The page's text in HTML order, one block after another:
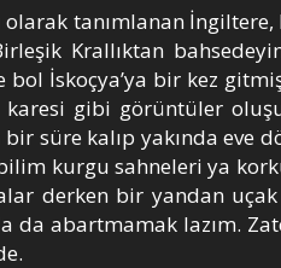
tanımlanan İngiltere,
Krallıktan
bol İskoçya’ya bir kez
karesi gibi görüntüler
süre kalıp yakında eve
kurgu sahneleri ya
derken bir yandan
da abartmamak lazım.